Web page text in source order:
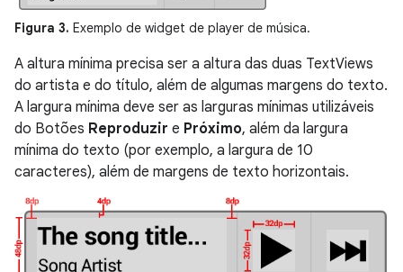
Figura 3. Exemplo de widget de player de música.
A altura mínima precisa ser a altura das duas TextViews
do artista e do título, além de algumas margens do texto.
A largura mínima deve ser as larguras mínimas utilizáveis
do Botões Reproduzir e Próximo, além da largura
mínima do texto (por exemplo, a largura de 10
caracteres), além de margens de texto horizontais.